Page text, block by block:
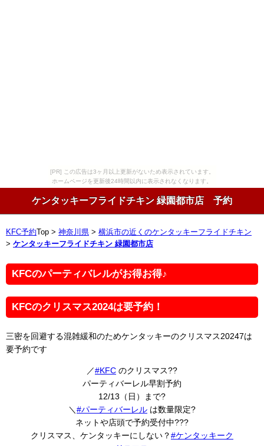
[PR] この広告は3ヶ月以上更新がないため表示されています。
ホームページを更新後24時間以内に表示されなくなります。
ケンタッキーフライドチキン 緑園都市店 予約
KFC予約 Top > 神奈川県 > 横浜市の近くのケンタッキーフライドチキン
> ケンタッキーフライドチキン 緑園都市店
KFCのパーティバレルがお得お得♪
KFCのクリスマス2024は要予約！
三密を回避する混雑緩和のためケンタッキーのクリスマス20247は
要予約です
／#KFC のクリスマス??
パーティバーレル早割予約
12/13（日）まで?
＼ #パーティバーレル は数量限定?
ネットや店頭で予約受付中???
クリスマス、ケンタッキーにしない？#ケンタッキーク